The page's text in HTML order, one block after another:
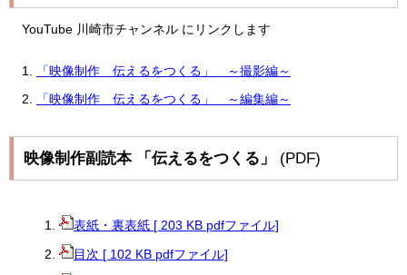
YouTube 川崎市チャンネル にリンクします
「映像制作 伝えるをつくる」 ～撮影編～
「映像制作 伝えるをつくる」 ～編集編～
映像制作副読本 「伝えるをつくる」 (PDF)
表紙・裏表紙 [ 203 KB pdfファイル]
目次 [ 102 KB pdfファイル]